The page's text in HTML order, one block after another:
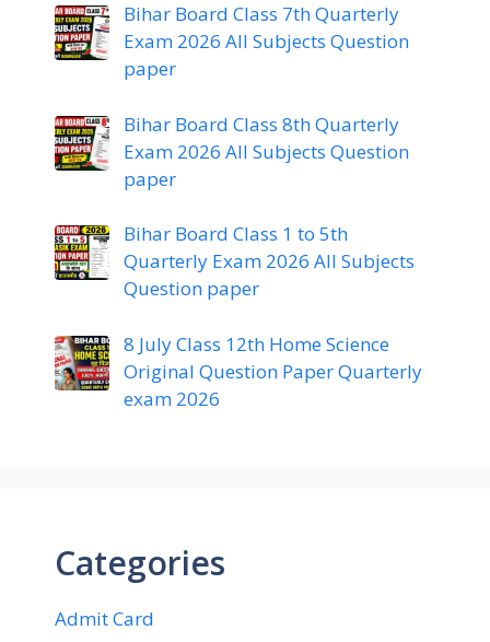
Bihar Board Class 7th Quarterly
Exam 2026 All Subjects Question
paper
Bihar Board Class 8th Quarterly
Exam 2026 All Subjects Question
paper
Bihar Board Class 1 to 5th
Quarterly Exam 2026 All Subjects
Question paper
8 July Class 12th Home Science
Original Question Paper Quarterly
exam 2026
Categories
Admit Card